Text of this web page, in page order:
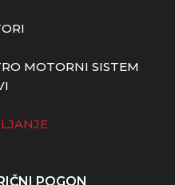
MOTORNI SISTEM
POGON